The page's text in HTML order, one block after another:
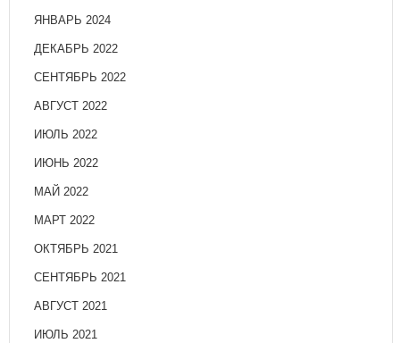
ЯНВАРЬ 2024
ДЕКАБРЬ 2022
СЕНТЯБРЬ 2022
АВГУСТ 2022
ИЮЛЬ 2022
ИЮНЬ 2022
МАЙ 2022
МАРТ 2022
ОКТЯБРЬ 2021
СЕНТЯБРЬ 2021
АВГУСТ 2021
ИЮЛЬ 2021